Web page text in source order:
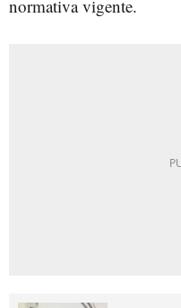
normativa vigente.